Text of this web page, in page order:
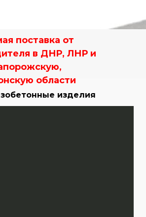
поставка от
в ДНР, ЛНР и
области
изделия